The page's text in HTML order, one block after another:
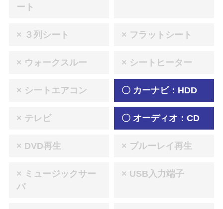
ート
× ３列シート × フラットシート
× ウォークスルー × シートヒーター
× シートエアコン 〇 カーナビ：HDD
× テレビ 〇 オーディオ：CD
× DVD再生 × ブルーレイ再生
× ミュージックサー
バ
× USB入力端子